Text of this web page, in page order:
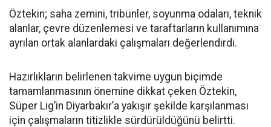
Öztekin; saha zemini, tribünler, soyunma odaları, teknik
alanlar, çevre düzenlemesi ve taraftarların kullanımına
ayrılan ortak alanlardaki çalışmaları değerlendirdi.
Hazırlıkların belirlenen takvime uygun biçimde
tamamlanmasının önemine dikkat çeken Öztekin,
Süper Lig’in Diyarbakır’a yakışır şekilde karşılanması
için çalışmaların titizlikle sürdürüldüğünü belirtti.